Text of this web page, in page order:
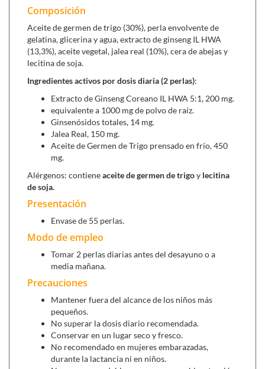
al vacío que permite un ginseng con 36 tipos de
ginsenósidos estandarizados integralmente, es decir,
incluye todos los principios activos de la raíz
incluyendo los volátiles, por lo que es único en su clase
y mucho más potente que otros tipos de ginseng.
Jalea real, es un producto altamente nutritivo y
déficits alimenticios de nuestra dieta, además aporta la
energía necesaria para esfuerzos físicos e intelectuales.
Aceite de germen de trigo
alimento equilibrado de alto valor nutritivo que aporta
nutrientes esenciales, además de la vitamina E de
acción antioxidante y antienvejecimiento, es una de las
mejores fuentes de fósforo, también previene los
accidentes cardiovasculares, al regular los niveles de
la fatiga.
Se puede con¡mbinar con con:
Aktiner Plus (20 viales)
otros ingredientes energéticos como la taurina guaraná
y eleuterococo.
Ginseng Il Hwa (50 cápsulas),adaptógeno en épocas
de cansacio físico y mental.
Composición
Aceite de germen de trigo (30%), perla envolvente de
gelatina, glicerina y agua, extracto de ginseng IL HWA
(13,3%), aceite vegetal, jalea real (10%), cera de abejas y
lecitina de soja.
Ingredientes activos por dosis diaria (2 perlas):
Extracto de Ginseng Coreano IL HWA 5:1, 200 mg.
equivalente a 1000 mg de polvo de raíz.
Ginsenósidos totales, 14 mg.
Jalea Real, 150 mg.
Aceite de Germen de Trigo prensado en frío, 450
mg.
Alérgenos: contieneaceite de germen de trigoy lecitina
de soja.
Presentación
Envase de 55 perlas.
Modo de empleo
Tomar 2 perlas diarias antes del desayuno o a
media mañana.
Precauciones
Mantener fuera del alcance de los niños más
pequeños.
No superar la dosis diario recomendada.
Conservar en un lugar seco y fresco.
No recomendado en mujeres embarazadas,
durante la lactancia ni en niños.